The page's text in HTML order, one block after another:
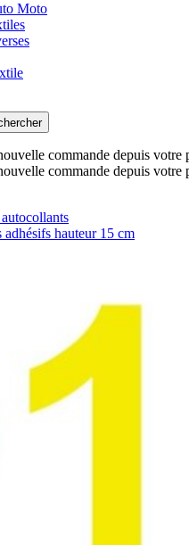
Moto
commande depuis votre
commande depuis votre
hauteur 15 cm